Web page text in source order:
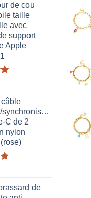
de cou
taille
avec
support
Apple
câble
C de 2
nylon
de